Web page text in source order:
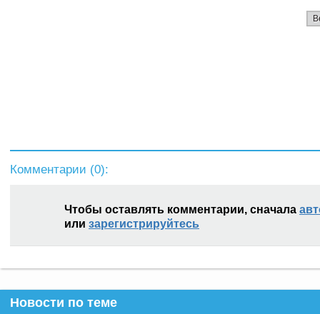
Комментарии (0):
Чтобы оставлять комментарии, сначала
или зарегистрируйтесь
Новости по теме